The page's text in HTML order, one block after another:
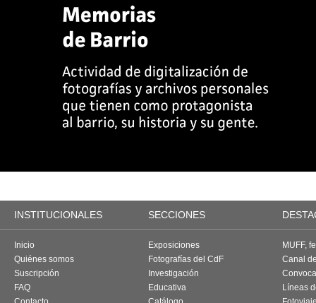
INSTITUCIONALES SECCIONES
Inicio
Quiénes somos
Suscripción
FAQ
Exposiciones
Fotografías del CdF
Investigación
Educativa
MUFF,
Canal
Líneas